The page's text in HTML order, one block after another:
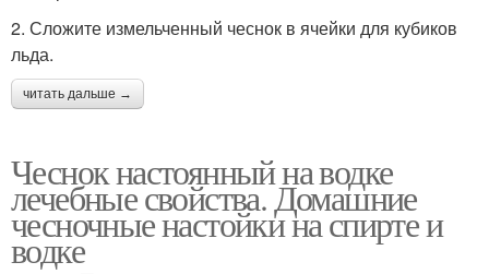
2. Сложите измельченный чеснок в ячейки для кубиков
льда.
читать дальше →
Чеснок настоянный на водке
лечебные свойства. Домашние
чесночные настойки на спирте и
водке